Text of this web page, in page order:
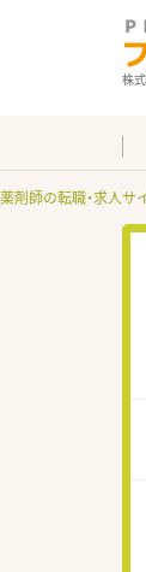
株
薬剤師の転職・求人サ